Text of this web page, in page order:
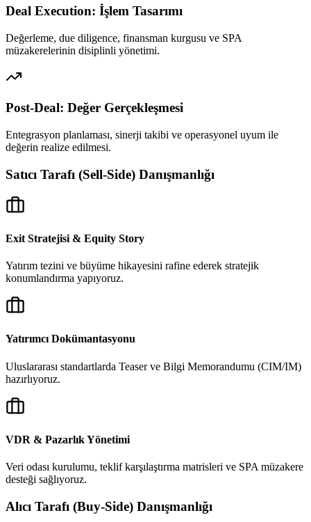
Deal Execution: İşlem Tasarımı
Değerleme, due diligence, finansman kurgusu ve SPA
müzakerelerinin disiplinli yönetimi.
Post-Deal: Değer Gerçekleşmesi
Entegrasyon planlaması, sinerji takibi ve operasyonel uyum ile
değerin realize edilmesi.
Satıcı Tarafı (Sell-Side) Danışmanlığı
Exit Stratejisi & Equity Story
Yatırım tezini ve büyüme hikayesini rafine ederek stratejik
konumlandırma yapıyoruz.
Yatırımcı Dokümantasyonu
Uluslararası standartlarda Teaser ve Bilgi Memorandumu (CIM/IM)
hazırlıyoruz.
VDR & Pazarlık Yönetimi
Veri odası kurulumu, teklif karşılaştırma matrisleri ve SPA müzakere
desteği sağlıyoruz.
Alıcı Tarafı (Buy-Side) Danışmanlığı